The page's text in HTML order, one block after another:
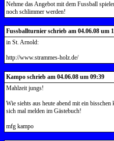
Nehme das Angebot mit dem Fussball
noch schlimmer werden!
Fussballturnier schrieb am 04.06.08 um
in St. Arnold:
http://www.strammes-holz.de/
Kampo schrieb am 04.06.08 um 09:39
Mahlzeit jungs!
Wie siehts aus heute abend mit ein
sich mal melden im Gästebuch!
mfg kampo